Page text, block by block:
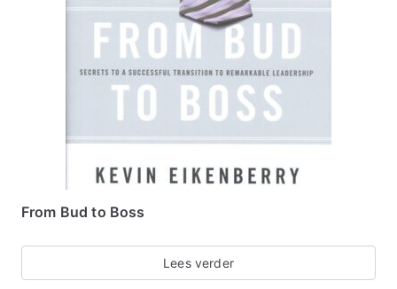
From Bud to Boss
Lees verder